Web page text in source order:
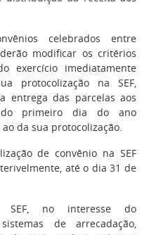
celebrados entre
modificar os critérios
exercício imediatamente
protocolização na SEF,
entrega das parcelas aos
primeiro dia do ano
da sua protocolização.
de convênio na SEF
até o dia 31 de
no interesse do
de arrecadação,